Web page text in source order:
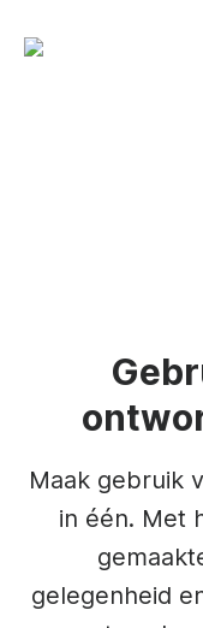
Maak gebruik
in één. Met
gelegenheid